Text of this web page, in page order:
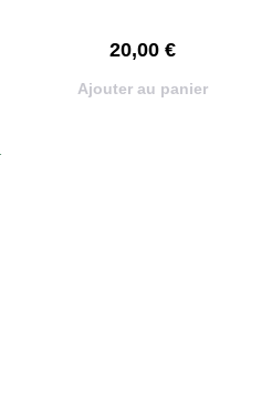
20,00 €
Ajouter au panier